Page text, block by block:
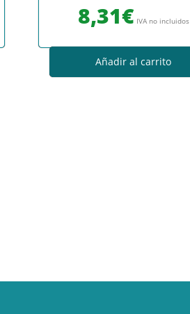
8,31€ IVA no incluidos
Añadir al carrito